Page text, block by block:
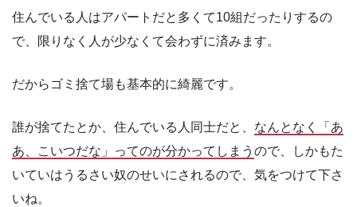
住んでいる人はアパートだと多くて10組だったりするの
で、限りなく人が少なくて会わずに済みます。
だからゴミ捨て場も基本的に綺麗です。
誰が捨てたとか、住んでいる人同士だと、 なんとなく「あ
あ、こいつだな」ってのが分かってしまう ので、しかもた
いていはうるさい奴のせいにされるので、気をつけて下さ
いね。